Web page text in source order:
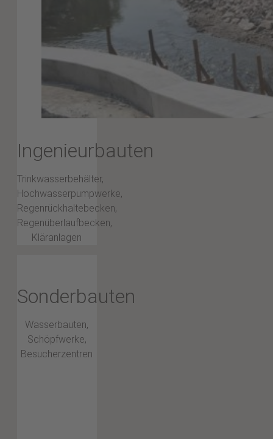
Ingenieurbauten
Trinkwasserbehälter,
Hochwasserpumpwerke,
Regenrückhaltebecken,
Regenüberlaufbecken,
Kläranlagen
Sonderbauten
Wasserbauten,
Schöpfwerke,
Besucherzentren